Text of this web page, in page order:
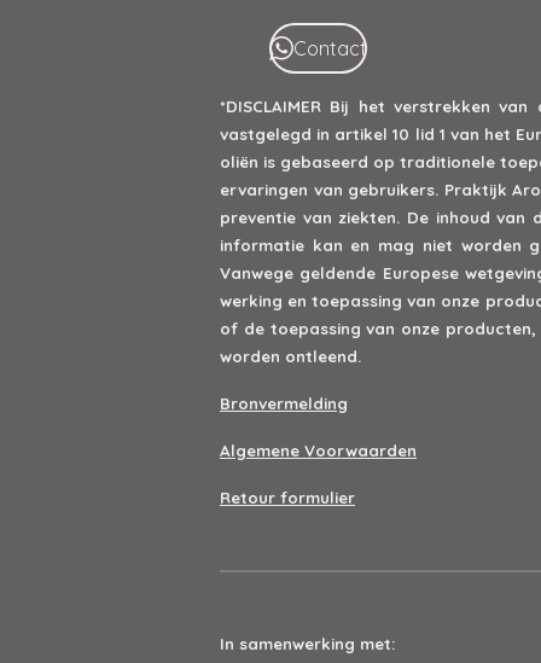
Contact
*DISCLAIMER Bij het verstrekken van
vastgelegd in artikel 10 lid 1 van het
oliën is gebaseerd op traditionele
ervaringen van gebruikers. Praktijk
preventie van ziekten. De inhoud
informatie kan en mag niet worden
Vanwege geldende Europese
werking en toepassing van onze
of de toepassing van onze
worden ontleend.
Bronvermelding
Algemene Voorwaarden
Retour formulier
In samenwerking met: